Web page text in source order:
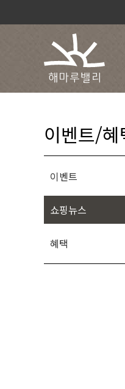
이벤트/혜
이벤트
쇼핑뉴스
혜택